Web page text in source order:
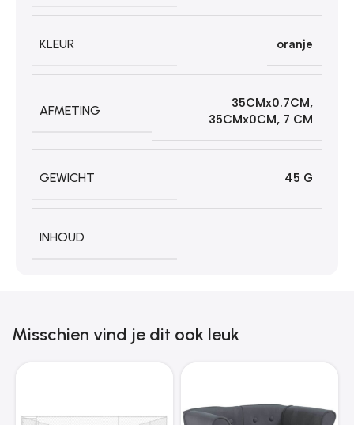
KLEUR oranje
AFMETING
35CMx0.7CM,
35CMx0CM, 7 CM
GEWICHT 45 G
INHOUD
Misschien vind je dit ook leuk